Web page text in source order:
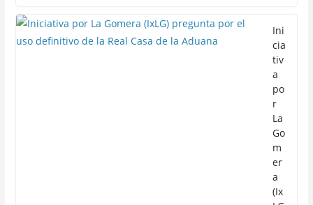
Ini
cia
tiv
a
po
r
La
Go
m
er
a
(Ix